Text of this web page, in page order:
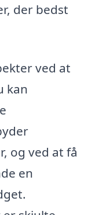
der bedst
ved at
kan
og ved at få
en